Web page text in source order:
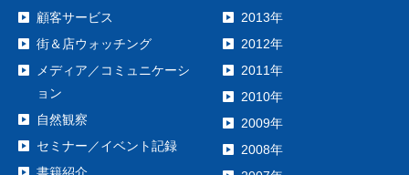
顧客サービス
街＆店ウォッチング
メディア／コミュニケーシ
ョン
自然観察
セミナー／イベント記録
2013年
2012年
2011年
2010年
2009年
2008年